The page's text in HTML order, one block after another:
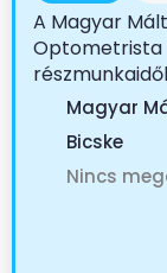
A Magyar
Optometrista
Magyar
Bicske
Nincs